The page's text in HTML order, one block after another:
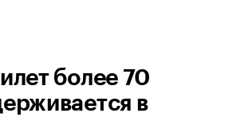
более 70
в